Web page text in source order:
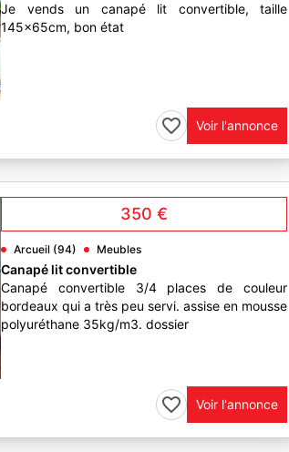
Je vends un canapé lit convertible, taille
145x65cm, bon état
Voir l'annonce
350 €
Arcueil (94) Meubles
Canapé lit convertible
Canapé convertible 3/4 places de couleur
bordeaux qui a très peu servi. assise en mousse
polyuréthane 35kg/m3. dossier
Voir l'annonce